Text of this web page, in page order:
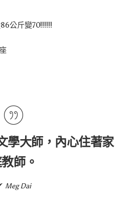
公斤變70!!!!!!
學大師，內心住著家
師。
Meg Dai